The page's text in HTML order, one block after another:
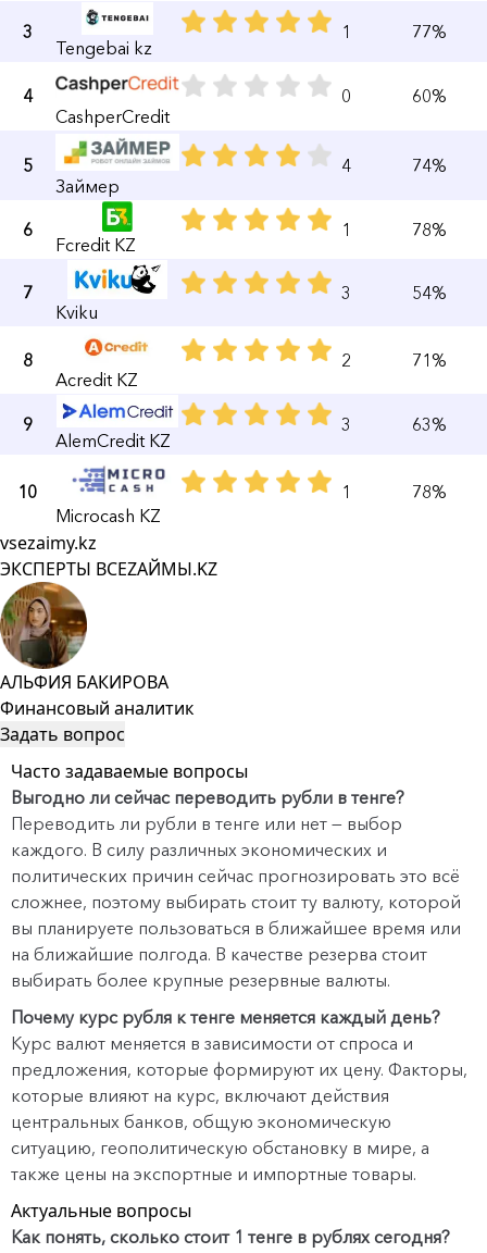
3
Tengebai kz
1 77%
4
CashperCredit
0 60%
5
Займер
4 74%
6
Fcredit KZ
1 78%
7
Kviku
3 54%
8
Acredit KZ
2 71%
9
AlemCredit KZ
3 63%
10
Microcash KZ
1 78%
vsezaimy.kz
ЭКСПЕРТЫ ВСЕZAЙМЫ.KZ
АЛЬФИЯ БАКИРОВА
Финансовый аналитик
Задать вопрос
Часто задаваемые вопросы
Выгодно ли сейчас переводить рубли в тенге?
Переводить ли рубли в тенге или нет — выбор
каждого. В силу различных экономических и
политических причин сейчас прогнозировать это всё
сложнее, поэтому выбирать стоит ту валюту, которой
вы планируете пользоваться в ближайшее время или
на ближайшие полгода. В качестве резерва стоит
выбирать более крупные резервные валюты.
Почему курс рубля к тенге меняется каждый день?
Курс валют меняется в зависимости от спроса и
предложения, которые формируют их цену. Факторы,
которые влияют на курс, включают действия
центральных банков, общую экономическую
ситуацию, геополитическую обстановку в мире, а
также цены на экспортные и импортные товары.
Актуальные вопросы
Как понять, сколько стоит 1 тенге в рублях сегодня?